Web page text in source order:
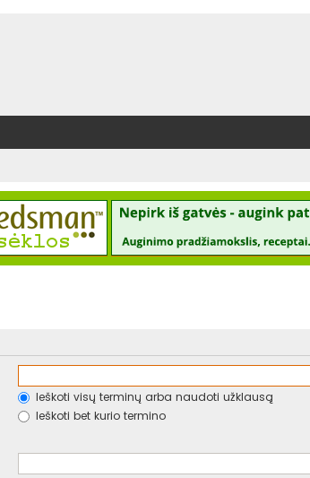
Ieškoti visų terminų arba naudoti užklausą
Ieškoti bet kurio termino